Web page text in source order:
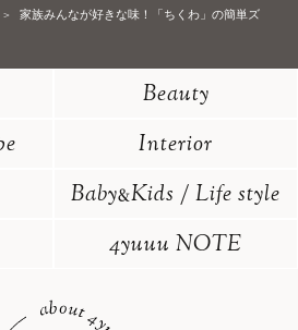
家族みんなが好きな味！「ちくわ」の簡単ズ
Beauty
Interior
Baby&Kids / Life style
4yuuu NOTE